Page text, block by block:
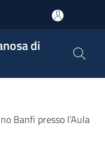
di
Banfi presso l’Aula